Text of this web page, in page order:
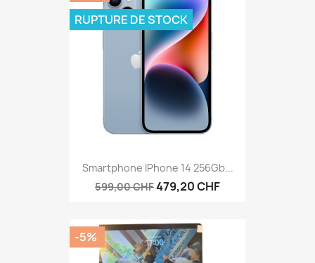
Smartphone IPhone 14 256Gb...
599,00 CHF479,20 CHF
RUPTURE DE STOCK
-5%